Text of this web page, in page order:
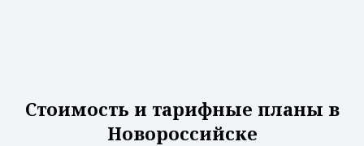
Стоимость и тарифные планы в
Новороссийске